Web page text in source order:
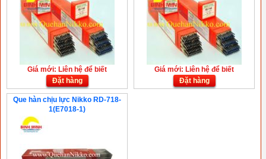
Giá mới: Liên hệ để biết
Đặt hàng
Giá mới: Liên hệ để biết
Đặt hàng
Que hàn chịu lực Nikko RD-718-
1(E7018-1)